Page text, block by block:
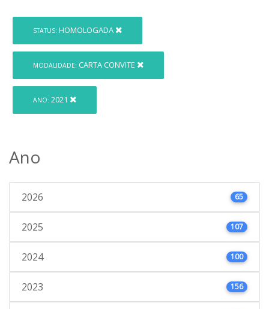
STATUS: HOMOLOGADA
MODALIDADE: CARTA CONVITE
ANO: 2021
Ano
2026 65
2025 107
2024 100
2023 156